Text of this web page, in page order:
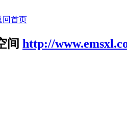
回首页
间 http://